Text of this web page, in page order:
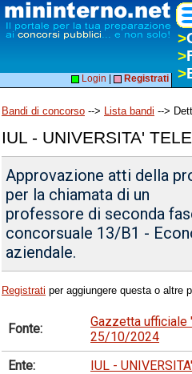
>
>
>
Login Registrati
Bandi di concorso --> Lista bandi -->
IUL - UNIVERSITA'
Approvazione atti della
per la chiamata di un
professore di seconda
concorsuale 13/B1 -
aziendale.
Registrati per aggiungere questa o altre
Fonte:
Gazzetta ufficiale
25/10/2024
Ente:
IUL -